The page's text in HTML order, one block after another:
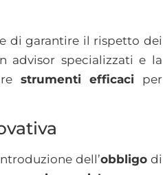
di garantire il rispetto dei
advisor specializzati e la
strumenti efficaci per
dell’obbligo di